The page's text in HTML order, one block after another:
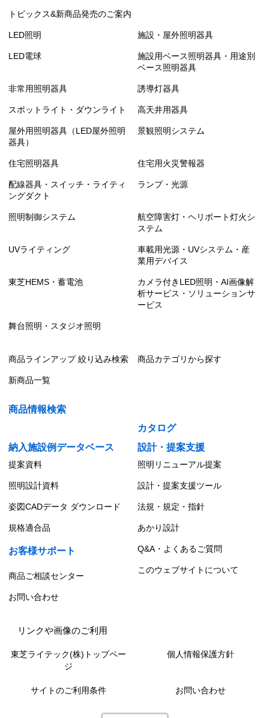
トピックス&新商品発売のご案内
LED照明 施設・屋外照明器具
LED電球
施設用ベース照明器具・用途別
ベース照明器具
非常用照明器具 誘導灯器具
スポットライト・ダウンライト 高天井用器具
屋外用照明器具（LED屋外照明
器具）
景観照明システム
住宅照明器具 住宅用火災警報器
配線器具・スイッチ・ライティ
ングダクト
ランプ・光源
照明制御システム
航空障害灯・ヘリポート灯火シ
ステム
UVライティング
車載用光源・UVシステム・産
業用デバイス
東芝HEMS・蓄電池
カメラ付きLED照明・AI画像解
析サービス・ソリューションサ
ービス
舞台照明・スタジオ照明
商品ラインアップ 絞り込み検索 商品カテゴリから探す
新商品一覧
商品情報検索
カタログ
納入施設例データベース
設計・提案支援
提案資料 照明リニューアル提案
照明設計資料 設計・提案支援ツール
姿図CADデータ ダウンロード 法規・規定・指針
規格適合品 あかり設計
お客様サポート Q&A・よくあるご質問
商品ご相談センター
このウェブサイトについて
お問い合わせ
リンクや画像のご利用
東芝ライテック(株)トップペー
ジ
個人情報保護方針
サイトのご利用条件 お問い合わせ